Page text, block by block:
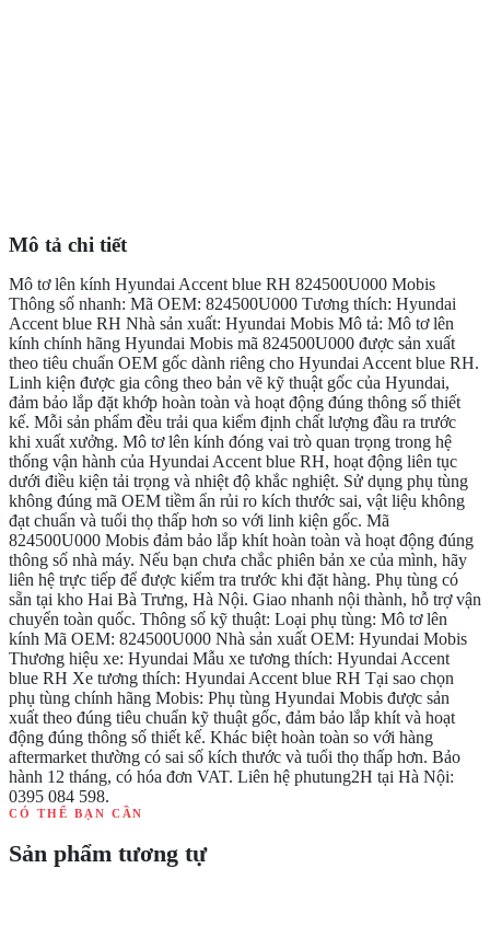
Mô tả chi tiết
Mô tơ lên kính Hyundai Accent blue RH 824500U000 Mobis
Thông số nhanh: Mã OEM: 824500U000 Tương thích: Hyundai
Accent blue RH Nhà sản xuất: Hyundai Mobis Mô tả: Mô tơ lên
kính chính hãng Hyundai Mobis mã 824500U000 được sản xuất
theo tiêu chuẩn OEM gốc dành riêng cho Hyundai Accent blue RH.
Linh kiện được gia công theo bản vẽ kỹ thuật gốc của Hyundai,
đảm bảo lắp đặt khớp hoàn toàn và hoạt động đúng thông số thiết
kế. Mỗi sản phẩm đều trải qua kiểm định chất lượng đầu ra trước
khi xuất xưởng. Mô tơ lên kính đóng vai trò quan trọng trong hệ
thống vận hành của Hyundai Accent blue RH, hoạt động liên tục
dưới điều kiện tải trọng và nhiệt độ khắc nghiệt. Sử dụng phụ tùng
không đúng mã OEM tiềm ẩn rủi ro kích thước sai, vật liệu không
đạt chuẩn và tuổi thọ thấp hơn so với linh kiện gốc. Mã
824500U000 Mobis đảm bảo lắp khít hoàn toàn và hoạt động đúng
thông số nhà máy. Nếu bạn chưa chắc phiên bản xe của mình, hãy
liên hệ trực tiếp để được kiểm tra trước khi đặt hàng. Phụ tùng có
sẵn tại kho Hai Bà Trưng, Hà Nội. Giao nhanh nội thành, hỗ trợ vận
chuyển toàn quốc. Thông số kỹ thuật: Loại phụ tùng: Mô tơ lên
kính Mã OEM: 824500U000 Nhà sản xuất OEM: Hyundai Mobis
Thương hiệu xe: Hyundai Mẫu xe tương thích: Hyundai Accent
blue RH Xe tương thích: Hyundai Accent blue RH Tại sao chọn
phụ tùng chính hãng Mobis: Phụ tùng Hyundai Mobis được sản
xuất theo đúng tiêu chuẩn kỹ thuật gốc, đảm bảo lắp khít và hoạt
động đúng thông số thiết kế. Khác biệt hoàn toàn so với hàng
aftermarket thường có sai số kích thước và tuổi thọ thấp hơn. Bảo
hành 12 tháng, có hóa đơn VAT. Liên hệ phutung2H tại Hà Nội:
0395 084 598.
CÓ THỂ BẠN CẦN
Sản phẩm tương tự